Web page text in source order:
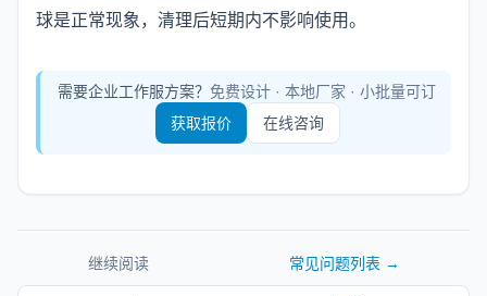
球是正常现象，清理后短期内不影响使用。
需要企业工作服方案？ 免费设计 · 本地厂家 · 小批量可订
获取报价
在线咨询
继续阅读 常见问题列表 →